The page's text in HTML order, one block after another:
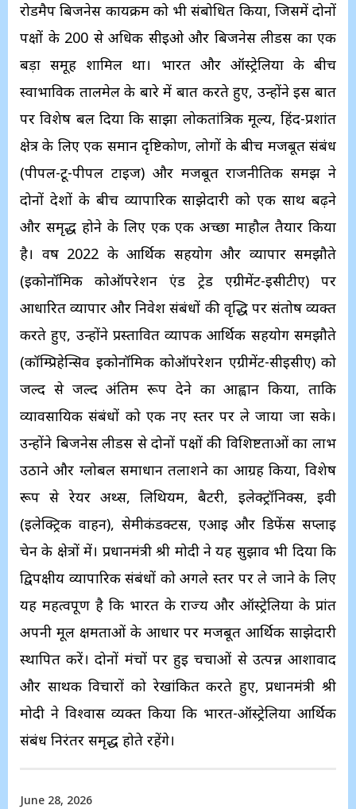
रोडमैप बिजनेस कार्यक्रम को भी संबोधित किया, जिसमें दोनों
पक्षों के 200 से अधिक सीईओ और बिजनेस लीडर्स का एक
बड़ा समूह शामिल था। भारत और ऑस्ट्रेलिया के बीच
स्वाभाविक तालमेल के बारे में बात करते हुए, उन्होंने इस बात
पर विशेष बल दिया कि साझा लोकतांत्रिक मूल्य, हिंद-प्रशांत
क्षेत्र के लिए एक समान दृष्टिकोण, लोगों के बीच मजबूत संबंध
(पीपल-टू-पीपल टाइज) और मजबूत राजनीतिक समझ ने
दोनों देशों के बीच व्यापारिक साझेदारी को एक साथ बढ़ने
और समृद्ध होने के लिए एक एक अच्छा माहौल तैयार किया
है। वर्ष 2022 के आर्थिक सहयोग और व्यापार समझौते
(इकोनॉमिक कोऑपरेशन एंड ट्रेड एग्रीमेंट-ईसीटीए) पर
आधारित व्यापार और निवेश संबंधों की वृद्धि पर संतोष व्यक्त
करते हुए, उन्होंने प्रस्तावित व्यापक आर्थिक सहयोग समझौते
(कॉम्प्रिहेन्सिव इकोनॉमिक कोऑपरेशन एग्रीमेंट-सीईसीए) को
जल्द से जल्द अंतिम रूप देने का आह्वान किया, ताकि
व्यावसायिक संबंधों को एक नए स्तर पर ले जाया जा सके।
उन्होंने बिजनेस लीडर्स से दोनों पक्षों की विशिष्टताओं का लाभ
उठाने और ग्लोबल समाधान तलाशने का आग्रह किया, विशेष
रूप से रेयर अर्थ्स, लिथियम, बैटरी, इलेक्ट्रॉनिक्स, ईवी
(इलेक्ट्रिक वाहन), सेमीकंडक्टर्स, एआई और डिफेंस सप्लाई
चेन के क्षेत्रों में। प्रधानमंत्री श्री मोदी ने यह सुझाव भी दिया कि
द्विपक्षीय व्यापारिक संबंधों को अगले स्तर पर ले जाने के लिए
यह महत्वपूर्ण है कि भारत के राज्य और ऑस्ट्रेलिया के प्रांत
अपनी मूल क्षमताओं के आधार पर मजबूत आर्थिक साझेदारी
स्थापित करें। दोनों मंचों पर हुई चर्चाओं से उत्पन्न आशावाद
और सार्थक विचारों को रेखांकित करते हुए, प्रधानमंत्री श्री
मोदी ने विश्वास व्यक्त किया कि भारत-ऑस्ट्रेलिया आर्थिक
संबंध निरंतर समृद्ध होते रहेंगे।
June 28, 2026